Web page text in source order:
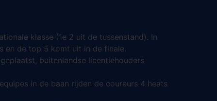
klasse (1e 2 uit de tussenstand). In
en de top 5 komt uit in de finale.
buitenlandse licentiehouders
in de baan rijden de coureurs 4 heats